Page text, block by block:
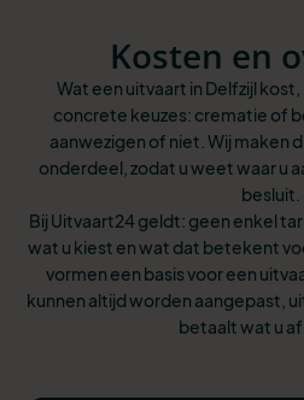
Kosten en
Wat een uitvaart in Delfzijl
concrete keuzes: crematie of
aanwezigen of niet. Wij maken
onderdeel, zodat u weet waar u
besluit.
Bij Uitvaart24 geldt: geen enkel
wat u kiest en wat dat betekent
vormen een basis voor een
kunnen altijd worden aangepast,
betaalt wat u